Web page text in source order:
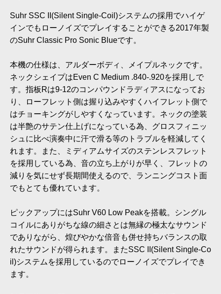
Suhr SSC II(Silent Single-Coil)システムの採用でハイゲ
インでもローノイズでプレイすることができる2017年製
のSuhr Classic Pro Sonic Blueです。
本機の仕様は、アルダーボディ、メイプルネックです。
ネックシェイプはEven C Medium .840-.920を採用しで
す。指板Rは9-12のコンパウンドラディアスになってお
り、ローフレット側は握り込みやすくハイフレット側で
はチョーキングがしやすくなっています。ネックの塗装
は半艶のサテン仕上げになっている為、グロスフィニッ
シュに比べ演奏中に汗で滑る等のトラブルを軽減してく
れます。また、ミディアムサイズのステンレスフレット
を採用している為、音の立ち上がりが早く、フレットの
減りを気にせず長期間使えるので、ランニングコスト面
でもとても優れています。
ピックアップにはSuhr V60 Low Peakを搭載。シングル
コイルにありがちな線の細さとは無縁の極太なサウンド
でありながら、煌びやかな倍音も併せ持ちバランスの取
れたサウンドが得られます。またSSC II(Silent Single-Co
il)システムを採用しているのでローノイズでプレイでき
ます。